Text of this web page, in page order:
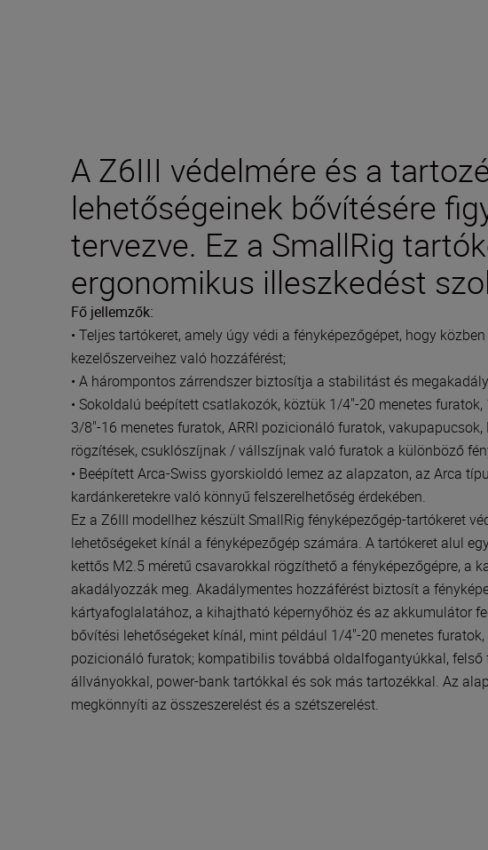
A Z6III védelmére és a
lehetőségeinek bővítésére
tervezve. Ez a SmallRig
ergonomikus illeszkedést
Fő jellemzők:
• Teljes tartókeret, amely úgy védi a fényképezőgépet, hogy
kezelőszerveihez való hozzáférést;
• A hárompontos zárrendszer biztosítja a stabilitást és
• Sokoldalú beépített csatlakozók, köztük 1/4"-20 menetes
3/8"-16 menetes furatok, ARRI pozicionáló furatok, vakupapucsok,
rögzítések, csuklószíjnak / vállszíjnak való furatok a különböző
• Beépített Arca-Swiss gyorskioldó lemez az alapzaton, az Arca
kardánkeretekre való könnyű felszerelhetőség érdekében.
Ez a Z6III modellhez készült SmallRig fényképezőgép-tartókeret
lehetőségeket kínál a fényképezőgép számára. A tartókeret alul
kettős M2.5 méretű csavarokkal rögzíthető a fényképezőgépre, a
akadályozzák meg. Akadálymentes hozzáférést biztosít a
kártyafoglalatához, a kihajtható képernyőhöz és az akkumulátor
bővítési lehetőségeket kínál, mint például 1/4"-20 menetes
pozicionáló furatok; kompatibilis továbbá oldalfogantyúkkal,
állványokkal, power-bank tartókkal és sok más tartozékkal. Az
megkönnyíti az összeszerelést és a szétszerelést.